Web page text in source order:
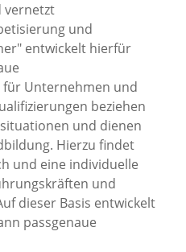
vernetzt
und
entwickelt hierfür
Unternehmen und
beziehen
und dienen
Hierzu findet
und eine individuelle
und
dieser Basis entwickelt
passgenaue